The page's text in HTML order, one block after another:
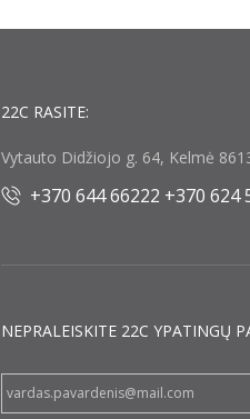
22C RASITE:
Vytauto Didžiojo g. 64, Kelmė
+370 644 66222 +370 624
NEPRALEISKITE 22С YPATINGŲ